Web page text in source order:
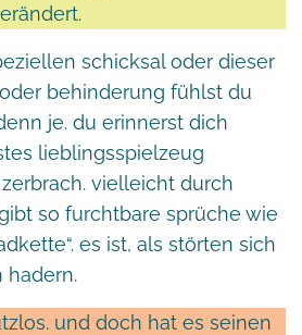
schicksal oder dieser
behinderung fühlst du
je. du erinnerst dich
lieblingsspielzeug
vielleicht durch
so furchtbare sprüche wie
es ist, als störten sich
hadern.
und doch hat es seinen